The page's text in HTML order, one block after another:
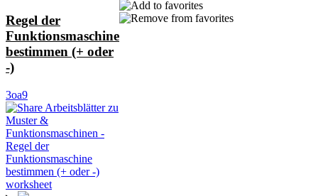
Regel der
Funktionsmaschine
bestimmen (+ oder
-)
3oa9